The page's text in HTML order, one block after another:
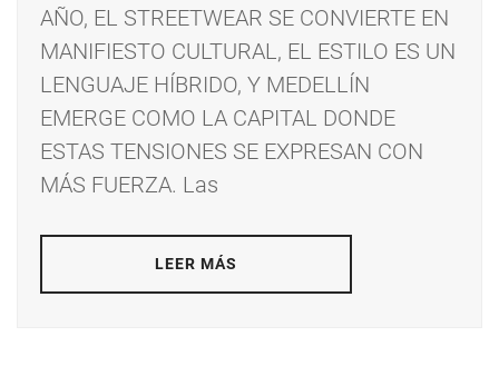
AÑO, EL STREETWEAR SE CONVIERTE EN
MANIFIESTO CULTURAL, EL ESTILO ES UN
LENGUAJE HÍBRIDO, Y MEDELLÍN
EMERGE COMO LA CAPITAL DONDE
ESTAS TENSIONES SE EXPRESAN CON
MÁS FUERZA. Las
LEER MÁS